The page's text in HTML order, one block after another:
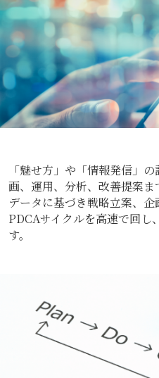
「魅せ方」や「情報発信」
画、運用、分析、改善提案ま
データに基づき戦略立案、企
PDCAサイクルを高速で回し
す。